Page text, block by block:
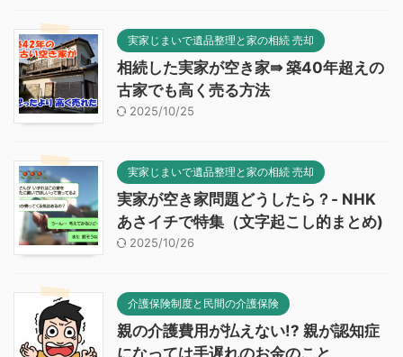
実家じまいで遺品整理と家の相続 売却
相続した実家が空き家⇛ 築40年超えの
古家でも高く売る方法
2025/10/25
実家じまいで遺品整理と家の相続 売却
実家が空き家問題どうしたら？- NHK
あさイチで特集（文字起こし的まとめ)
2025/10/26
介護保険制度と民間の介護保険
親の介護費用が払えない!? 親が認知症
になっては手遅れのお金のこと